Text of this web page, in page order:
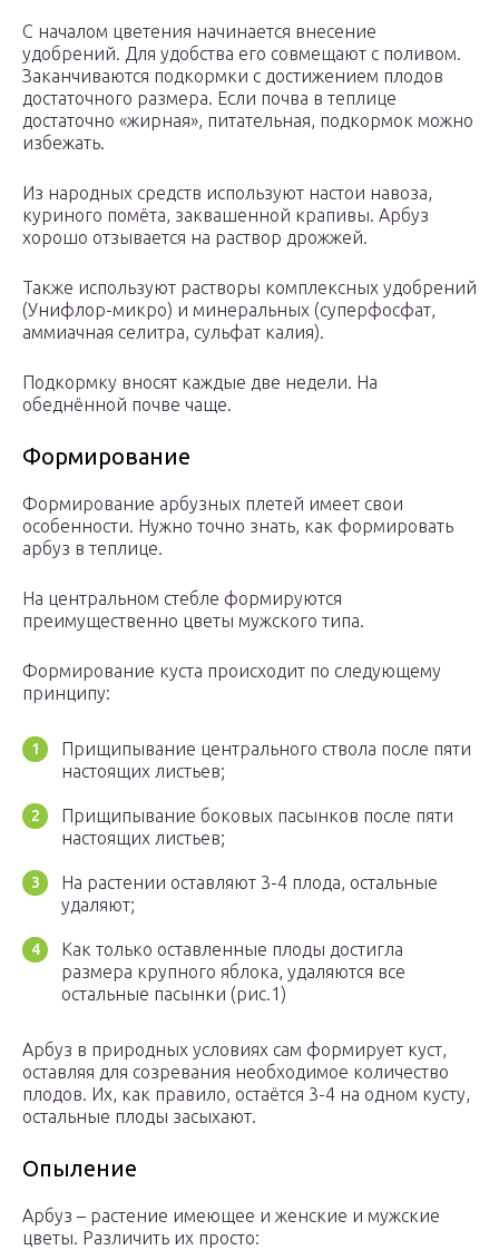
С началом цветения начинается внесение
удобрений. Для удобства его совмещают с поливом.
Заканчиваются подкормки с достижением плодов
достаточного размера. Если почва в теплице
достаточно «жирная», питательная, подкормок можно
избежать.
Из народных средств используют настои навоза,
куриного помёта, заквашенной крапивы. Арбуз
хорошо отзывается на раствор дрожжей.
Также используют растворы комплексных удобрений
(Унифлор-микро) и минеральных (суперфосфат,
аммиачная селитра, сульфат калия).
Подкормку вносят каждые две недели. На
обеднённой почве чаще.
Формирование
Формирование арбузных плетей имеет свои
особенности. Нужно точно знать, как формировать
арбуз в теплице.
На центральном стебле формируются
преимущественно цветы мужского типа.
Формирование куста происходит по следующему
принципу:
Прищипывание центрального ствола после пяти
настоящих листьев;
Прищипывание боковых пасынков после пяти
настоящих листьев;
На растении оставляют 3-4 плода, остальные
удаляют;
Как только оставленные плоды достигла
размера крупного яблока, удаляются все
остальные пасынки (рис.1)
Арбуз в природных условиях сам формирует куст,
оставляя для созревания необходимое количество
плодов. Их, как правило, остаётся 3-4 на одном кусту,
остальные плоды засыхают.
Опыление
Арбуз – растение имеющее и женские и мужские
цветы. Различить их просто: